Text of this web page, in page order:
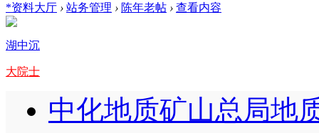
*资料大厅 › 站务管理 › 陈年老帖 › 查看内容
湖中沉
大院士
中化地质矿山总局地